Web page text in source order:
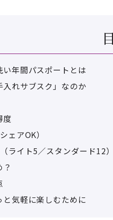
年間パスポートとは
れサブスク」なのか
度
ェアOK）
ライト5／スタンダード12
気軽に楽しむために